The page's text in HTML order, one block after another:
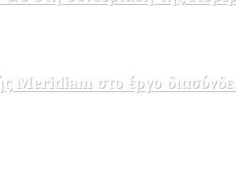
Meridiam στο έργο